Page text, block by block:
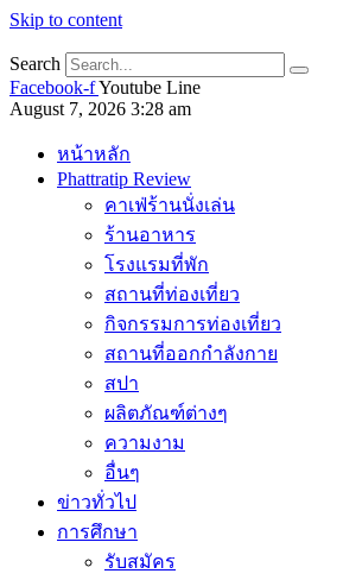
Skip to content
Search
Facebook-fYoutube Line
August 7, 2026 3:28 am
หน้าหลัก
Phattratip Review
คาเฟ่ร้านนั่งเล่น
ร้านอาหาร
โรงแรมที่พัก
สถานที่ท่องเที่ยว
กิจกรรมการท่องเที่ยว
สถานที่ออกกำลังกาย
สปา
ผลิตภัณฑ์ต่างๆ
ความงาม
อื่นๆ
ข่าวทั่วไป
การศึกษา
รับสมัคร